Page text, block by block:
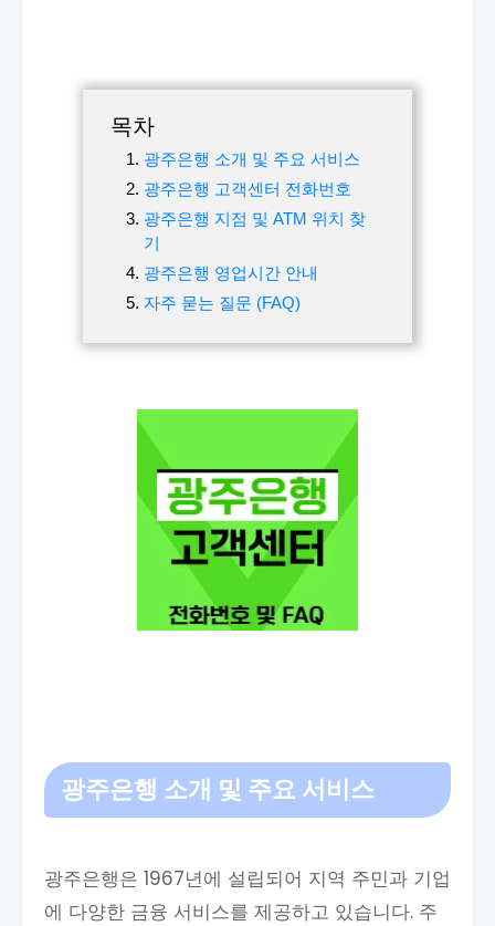
목차
광주은행 소개 및 주요 서비스
광주은행 고객센터 전화번호
광주은행 지점 및 ATM 위치 찾
기
광주은행 영업시간 안내
자주 묻는 질문 (FAQ)
광주은행 소개 및 주요 서비스
광주은행은 1967년에 설립되어 지역 주민과 기업
에 다양한 금융 서비스를 제공하고 있습니다. 주